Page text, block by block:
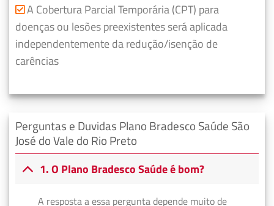
A Cobertura Parcial Temporária (CPT) para
doenças ou lesões preexistentes será aplicada
independentemente da redução/isenção de
carências
Perguntas e Duvidas Plano Bradesco Saúde São
José do Vale do Rio Preto
1. O Plano Bradesco Saúde é bom?
A resposta a essa pergunta depende muito de